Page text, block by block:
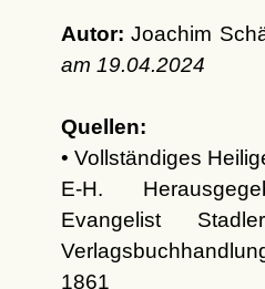
Autor: Joachim
am 19.04.2024
Quellen:
• Vollständiges
E-H.
Evangelist
1861